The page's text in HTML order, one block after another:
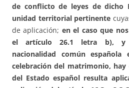
de conflicto de leyes de dicho
unidad territorial pertinente
de aplicación; en el caso que
el artículo 26.1 letra b), y
nacionalidad común
celebración del matrimonio,
del Estado español resulta